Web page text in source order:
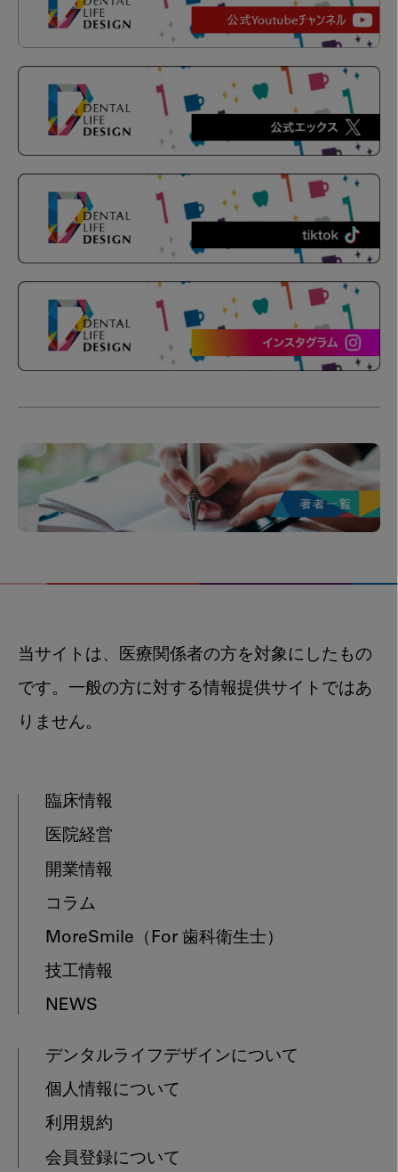
当サイトは、医療関係者の方を対象にしたもの
です。一般の方に対する情報提供サイトではあ
りません。
臨床情報
医院経営
開業情報
コラム
MoreSmile （For 歯科衛生士）
技工情報
NEWS
デンタルライフデザインについて
個人情報について
利用規約
会員登録について